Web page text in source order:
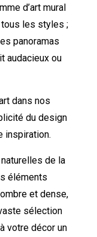
d’art mural
tous les styles ;
panoramas
audacieux ou
dans nos
du design
inspiration.
de la
éléments
et dense,
sélection
votre décor un